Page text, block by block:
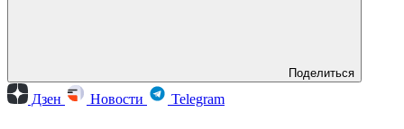
Поделиться
Дзен Новости Telegram